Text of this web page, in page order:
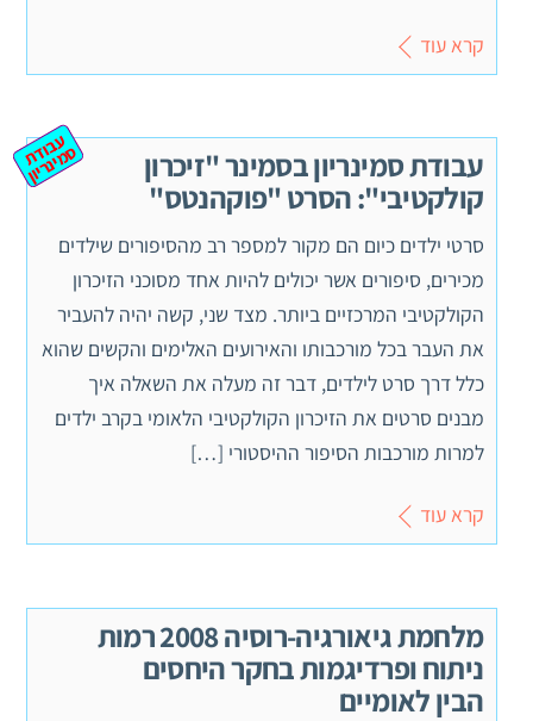
קרא עוד
עבודת סמינריון בסמינר "זיכרון
קולקטיבי": הסרט "פוקהנטס"
ע
ב
וד
ת
ס
מ
ינ
ר
יון
סרטי ילדים כיום הם מקור למספר רב מהסיפורים שילדים
מכירים, סיפורים אשר יכולים להיות אחד מסוכני הזיכרון
הקולקטיבי המרכזיים ביותר. מצד שני, קשה יהיה להעביר
את העבר בכל מורכבותו והאירועים האלימים והקשים שהוא
כלל דרך סרט לילדים, דבר זה מעלה את השאלה איך
מבנים סרטים את הזיכרון הקולקטיבי הלאומי בקרב ילדים
למרות מורכבות הסיפור ההיסטורי […]
קרא עוד
מלחמת גיאורגיה-רוסיה 2008 רמות
ניתוח ופרדיגמות בחקר היחסים
הבין לאומיים